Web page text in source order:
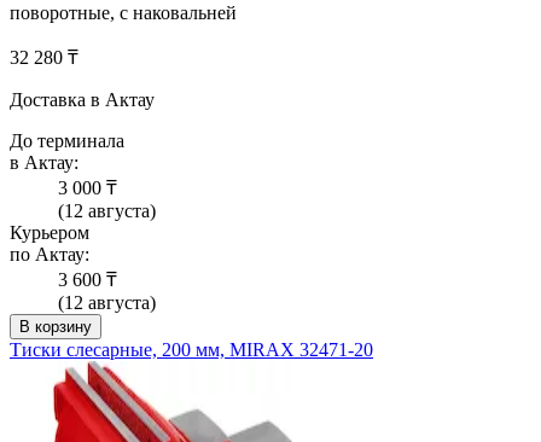
поворотные, с наковальней
32 280 ₸
Доставка в Актау
До терминала
в Актау:
3 000 ₸
(12 августа)
Курьером
по Актау:
3 600 ₸
(12 августа)
В корзину
Тиски слесарные, 200 мм, MIRAX 32471-20